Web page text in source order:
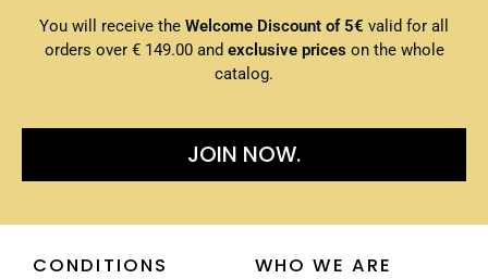
You will receive the Welcome Discount of 5€ valid for all
orders over € 149.00 and exclusive prices on the whole
catalog.
JOIN NOW.
CONDITIONS WHO WE ARE